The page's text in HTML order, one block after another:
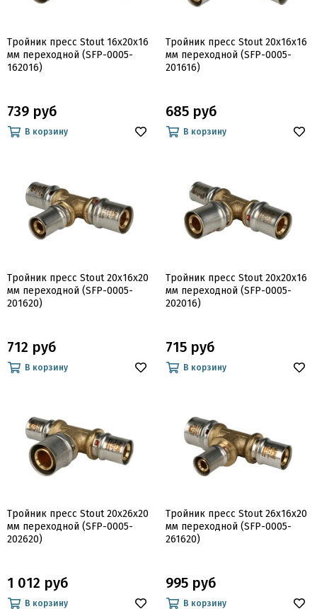
Тройник пресс Stout 16x20x16
мм переходной (SFP-0005-
162016)
739 руб
В корзину
Тройник пресс Stout 20x16x16
мм переходной (SFP-0005-
201616)
685 руб
В корзину
Тройник пресс Stout 20x16x20
мм переходной (SFP-0005-
201620)
712 руб
В корзину
Тройник пресс Stout 20x20x16
мм переходной (SFP-0005-
202016)
715 руб
В корзину
Тройник пресс Stout 20x26x20
мм переходной (SFP-0005-
202620)
1 012 руб
В корзину
Тройник пресс Stout 26x16x20
мм переходной (SFP-0005-
261620)
995 руб
В корзину